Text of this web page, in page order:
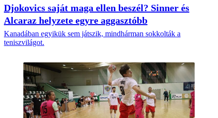
Djokovics saját maga ellen beszél? Sinner és
Alcaraz helyzete egyre aggasztóbb
Kanadában egyikük sem játszik, mindhárman sokkolták a
teniszvilágot.